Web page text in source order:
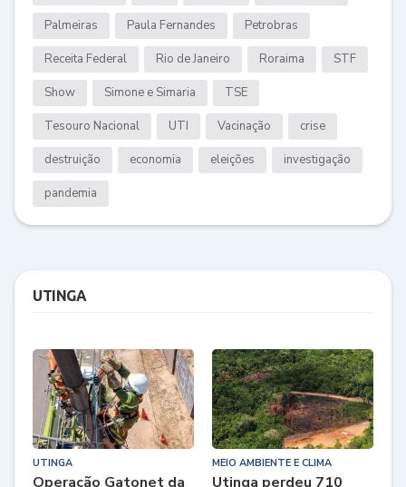
Palmeiras Paula Fernandes Petrobras
Receita Federal Rio de Janeiro Roraima STF
Show Simone e Simaria TSE
Tesouro Nacional UTI Vacinação crise
destruição economia eleições investigação
pandemia
UTINGA
UTINGA
Operação Gatonet da
MEIO AMBIENTE E CLIMA
Utinga perdeu 710